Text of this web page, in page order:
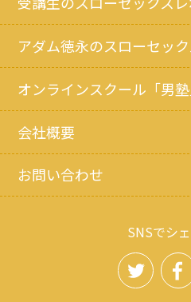
アダム徳永のスローセッ
オンラインスクール「男塾
会社概要
お問い合わせ
SNSでシ